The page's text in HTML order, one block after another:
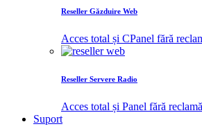
Reseller Găzduire Web
Acces total și CPanel fără
Reseller Servere Radio
Acces total și Panel fără
Suport